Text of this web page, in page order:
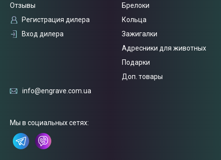
Отзывы
Регистрация дилера
Вход дилера
Брелоки
Кольца
Зажигалки
Адресники для животных
Подарки
Доп. товары
info@engrave.com.ua
Мы в социальных сетях: